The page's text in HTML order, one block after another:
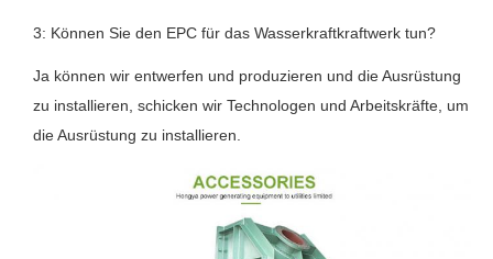
3: Können Sie den EPC für das Wasserkraftkraftwerk tun?
Ja können wir entwerfen und produzieren und die Ausrüstung
zu installieren, schicken wir Technologen und Arbeitskräfte, um
die Ausrüstung zu installieren.